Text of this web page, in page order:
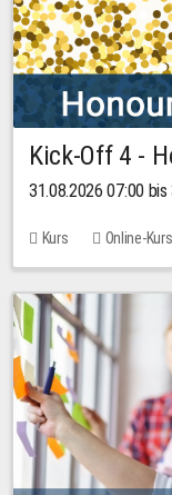
Kick-Off 4 -
31.08.2026 07:00
Kurs Online-Kurs